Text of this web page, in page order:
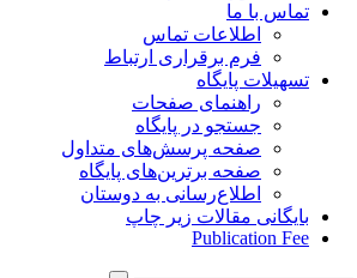
تماس با ما
اطلاعات تماس
فرم برقراری ارتباط
تسهیلات پایگاه
راهنمای صفحات
جستجو در پایگاه
صفحه پرسش‌های متداول
صفحه برترین‌های پایگاه
اطلاع‌رسانی به دوستان
بایگانی مقالات زیر چاپ
Publication Fee